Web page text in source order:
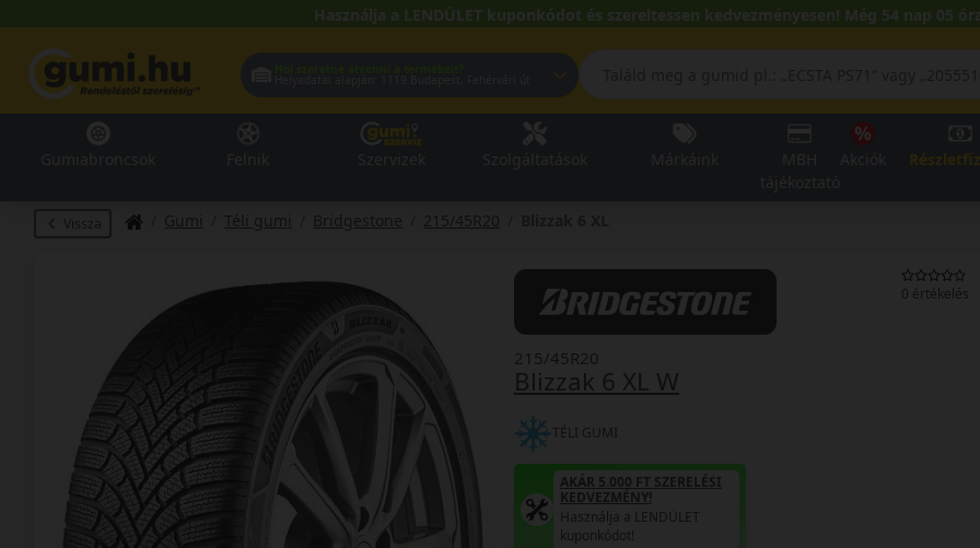
Használja a LENDÜLET kuponkódot és szereltessen kedvezményesen! Még 54 nap 05
Vissza Gumi Téli gumi Bridgestone 215/45R20
0 értékelés
Blizzak 6 XL W
215/45R20
TÉLI GUMI
AKÁR 5.000 FT SZERELÉSI
KEDVEZMÉNY!
Használja a LENDÜLET
kuponkódot!